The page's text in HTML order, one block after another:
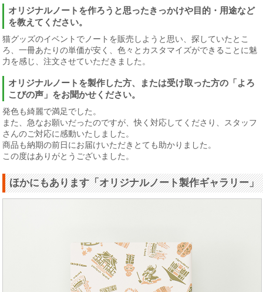
オリジナルノートを作ろうと思ったきっかけや目的・用途など
を教えてください。
猫グッズのイベントでノートを販売しようと思い、探していたとこ
ろ、一冊あたりの単価が安く、色々とカスタマイズができることに魅
力を感じ、注文させていただきました。
オリジナルノートを製作した方、または受け取った方の「よろ
こびの声」をお聞かせください。
発色も綺麗で満足でした。
また、急なお願いだったのですが、快く対応してくださり、スタッフ
さんのご対応に感動いたしました。
商品も納期の前日にお届けいただきとても助かりました。
この度はありがとうございました。
ほかにもあります「オリジナルノート製作ギャラリー」